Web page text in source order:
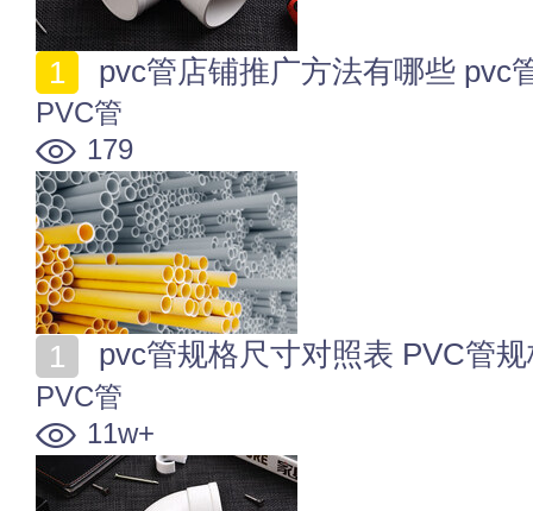
pvc管店铺推广方法有哪些 pvc
PVC管
179
pvc管规格尺寸对照表 PVC管
PVC管
11w+